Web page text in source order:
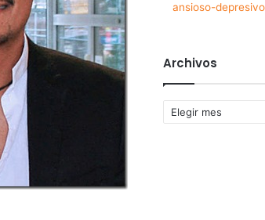
ansioso-
Archivos
Archivos